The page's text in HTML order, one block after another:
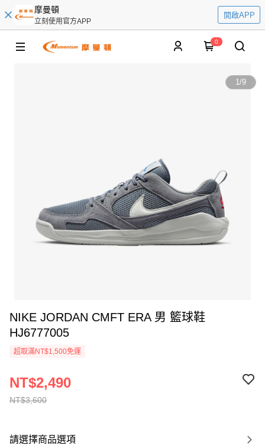
摩曼頓
立刻使用官方APP
開啟APP
0
1/9
NIKE JORDAN CMFT ERA 男 籃球鞋
HJ6777005
超取滿NT$1,500免運
NT$3,600
NT$2,490
請選擇商品選項